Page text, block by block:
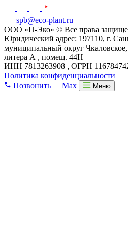
spb@eco-plant.ru
ООО «П-Эко» © Все права
Юридический адрес: 197110, г.
муниципальный округ
литера А , помещ. 44Н
ИНН 7813263908 , ОГРН
Политика конфиденциальности
Позвонить
Max Меню